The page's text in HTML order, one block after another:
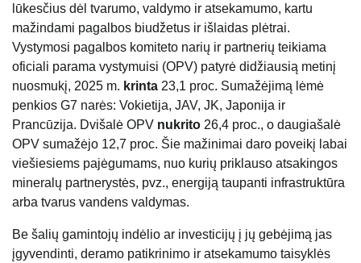
lūkesčius dėl tvarumo, valdymo ir atsekamumo, kartu
mažindami pagalbos biudžetus ir išlaidas plėtrai.
Vystymosi pagalbos komiteto narių ir partnerių teikiama
oficiali parama vystymuisi (OPV) patyrė didžiausią metinį
nuosmukį, 2025 m. krinta 23,1 proc. Sumažėjimą lėmė
penkios G7 narės: Vokietija, JAV, JK, Japonija ir
Prancūzija. Dvišalė OPV nukrito 26,4 proc., o daugiašalė
OPV sumažėjo 12,7 proc. Šie mažinimai daro poveikį labai
viešiesiems pajėgumams, nuo kurių priklauso atsakingos
mineralų partnerystės, pvz., energiją taupanti infrastruktūra
arba tvarus vandens valdymas.
Be šalių gamintojų indėlio ar investicijų į jų gebėjimą jas
įgyvendinti, deramo patikrinimo ir atsekamumo taisyklės